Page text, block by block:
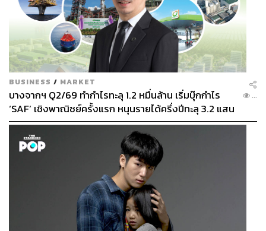
BUSINESS / MARKET
บางจากฯ Q2/69 ทำกำไรทะลุ 1.2 หมื่นล้าน เริ่มบุ๊กกำไร
‘SAF’ เชิงพาณิชย์ครั้งแรก หนุนรายได้ครึ่งปีทะลุ 3.2 แสน
ล้าน
...